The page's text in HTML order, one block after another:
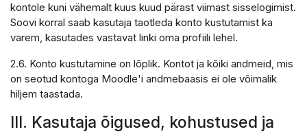
kontole kuni vähemalt kuus kuud pärast viimast sisselogimist.
Soovi korral saab kasutaja taotleda konto kustutamist ka
varem, kasutades vastavat linki oma profiili lehel.
2.6. Konto kustutamine on lõplik. Kontot ja kõiki andmeid, mis
on seotud kontoga Moodle'i andmebaasis ei ole võimalik
hiljem taastada.
III. Kasutaja õigused, kohustused ja